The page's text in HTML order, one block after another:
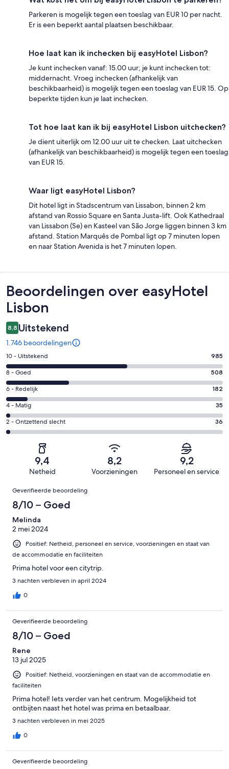
Parkeren is mogelijk tegen een toeslag van EUR 10 per nacht.
Er is een beperkt aantal plaatsen beschikbaar.
Hoe laat kan ik inchecken bij easyHotel Lisbon?
Je kunt inchecken vanaf: 15.00 uur; je kunt inchecken tot:
middernacht. Vroeg inchecken (afhankelijk van
beschikbaarheid) is mogelijk tegen een toeslag van EUR 15. Op
beperkte tijden kun je laat inchecken.
Tot hoe laat kan ik bij easyHotel Lisbon uitchecken?
Je dient uiterlijk om 12.00 uur uit te checken. Laat uitchecken
(afhankelijk van beschikbaarheid) is mogelijk tegen een toeslag
van EUR 15.
Waar ligt easyHotel Lisbon?
Dit hotel ligt in Stadscentrum van Lissabon, binnen 2 km
afstand van Rossio Square en Santa Justa-lift. Ook Kathedraal
van Lissabon (Se) en Kasteel van São Jorge liggen binnen 3 km
afstand. Station Marquês de Pombal ligt op 7 minuten lopen
en naar Station Avenida is het 7 minuten lopen.
Beoordelingen
Beoordelingen over easyHotel
Lisbon
8,8 Uitstekend
1.746 beoordelingen
Gastenscore:
10
-
Uitstekend.
985
van
1746
beoordelingen
10 - Uitstekend 985
Gastenscore:
8
-
Goed.
508
van
beoordelingen
8 - Goed 508
Gastenscore:
6
-
Redelijk.
182
beoordelingen
6 - Redelijk 182
Gastenscore:
4
-
4 - Matig 35
Gastenscore:
2
Ontzettend
van
beoordelingen
2 - Ontzettend slecht 36
9,4
Netheid
8,2
Voorzieningen
9,2
Personeel en service
Beoordelingen
Geverifieerde beoordeling
8/10 – Goed
Melinda
2 mei 2024
Positief: Netheid, personeel en service, voorzieningen en staat van
de accommodatie en faciliteiten
Prima hotel voor een citytrip.
3 nachten verbleven in april 2024
0
Geverifieerde beoordeling
8/10 – Goed
Rene
13 jul 2025
Positief: Netheid, voorzieningen en staat van de accommodatie en
faciliteiten
Prima hotel! Iets verder van het centrum. Mogelijkheid tot
ontbijten naast het hotel was prima en betaalbaar.
3 nachten verbleven in mei 2025
0
Geverifieerde beoordeling